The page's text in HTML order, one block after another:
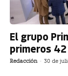
El grupo
primeros
Redacción - 30 de